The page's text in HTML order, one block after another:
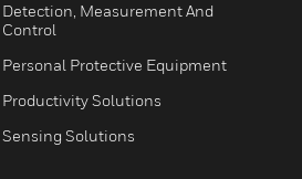
Detection, Measurement And
Control
Personal Protective Equipment
Productivity Solutions
Sensing Solutions